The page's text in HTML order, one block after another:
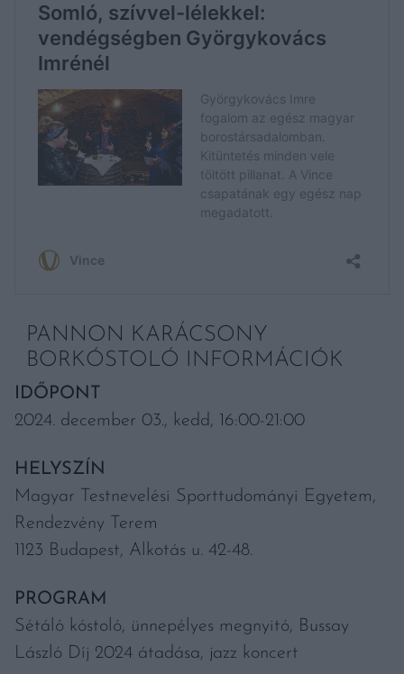
PANNON KARÁCSONY
BORKÓSTOLÓ INFORMÁCIÓK
IDŐPONT
2024. december 03., kedd, 16:00-21:00
HELYSZÍN
Magyar Testnevelési Sporttudományi Egyetem,
Rendezvény Terem
1123 Budapest, Alkotás u. 42-48.
PROGRAM
Sétáló kóstoló, ünnepélyes megnyitó, Bussay
László Díj 2024 átadása, jazz koncert